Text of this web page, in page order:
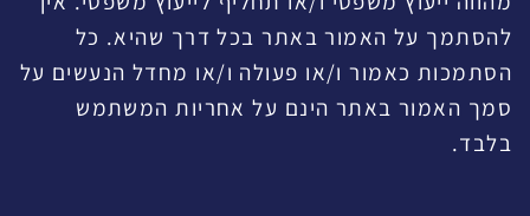
להסתמך על האמור באתר בכל דרך שהיא. כל
הסתמכות כאמור ו/או פעולה ו/או מחדל הנעשים על
סמך האמור באתר הינם על אחריות המשתמש
בלבד.